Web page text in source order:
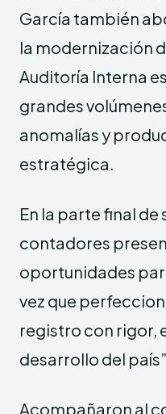
García también
la modernización
Auditoría Interna
grandes
anomalías y
estratégica.
En la parte final
contadores
oportunidades
vez que
registro con rigor,
desarrollo del
Acompañaron al